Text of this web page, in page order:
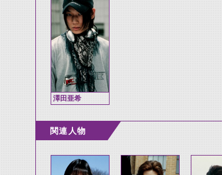
澤田亜希
関連人物